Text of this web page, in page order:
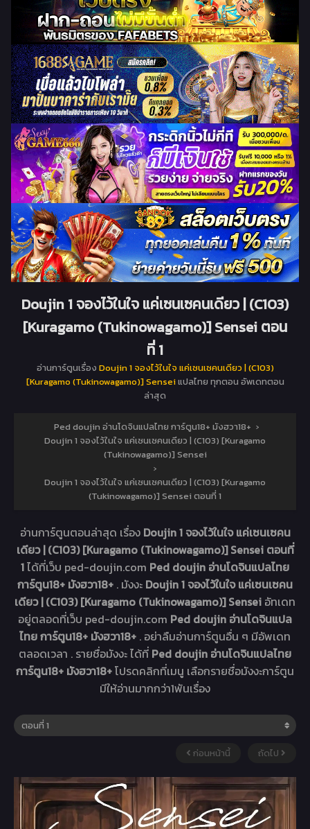
Doujin 1 จองไว้ในใจ แค่เซนเซคนเดียว | (C103)
[Kuragamo (Tukinowagamo)] Sensei ตอน
ที่ 1
อ่านการ์ตูนเรื่อง Doujin 1 จองไว้ในใจ แค่เซนเซคนเดียว | (C103)
[Kuragamo (Tukinowagamo)] Senseiแปลไทย ทุกตอน อัพเดทตอน
ล่าสุด
Ped doujin อ่านโดจินแปลไทย การ์ตูน18+ มังฮวา18+ ›
Doujin 1 จองไว้ในใจ แค่เซนเซคนเดียว | (C103) [Kuragamo
(Tukinowagamo)] Sensei
›
Doujin 1 จองไว้ในใจ แค่เซนเซคนเดียว | (C103) [Kuragamo
(Tukinowagamo)] Sensei ตอนที่ 1
อ่านการ์ตูนตอนล่าสุด เรื่อง Doujin 1 จองไว้ในใจ แค่เซนเซคน
เดียว | (C103) [Kuragamo (Tukinowagamo)] Sensei ตอนที่
1ได้ที่เว็บ ped-doujin.com Ped doujin อ่านโดจินแปลไทย
การ์ตูน18+ มังฮวา18+ . มังงะ Doujin 1 จองไว้ในใจ แค่เซนเซคน
เดียว | (C103) [Kuragamo (Tukinowagamo)] Sensei อัทเดท
อยู่ตลอดที่เว็บ ped-doujin.com Ped doujin อ่านโดจินแปล
ไทย การ์ตูน18+ มังฮวา18+ . อย่าลืมอ่านการ์ตูนอื่น ๆ มีอัพเดท
ตลอดเวลา . รายชื่อมังงะ ได้ที่ Ped doujin อ่านโดจินแปลไทย
การ์ตูน18+ มังฮวา18+โปรดคลิกที่เมนู เลือกรายชื่อมังงะการ์ตูน
มีให้อ่านมากกว่า1พันเรื่อง
ก่อนหน้านี้ ถัดไป